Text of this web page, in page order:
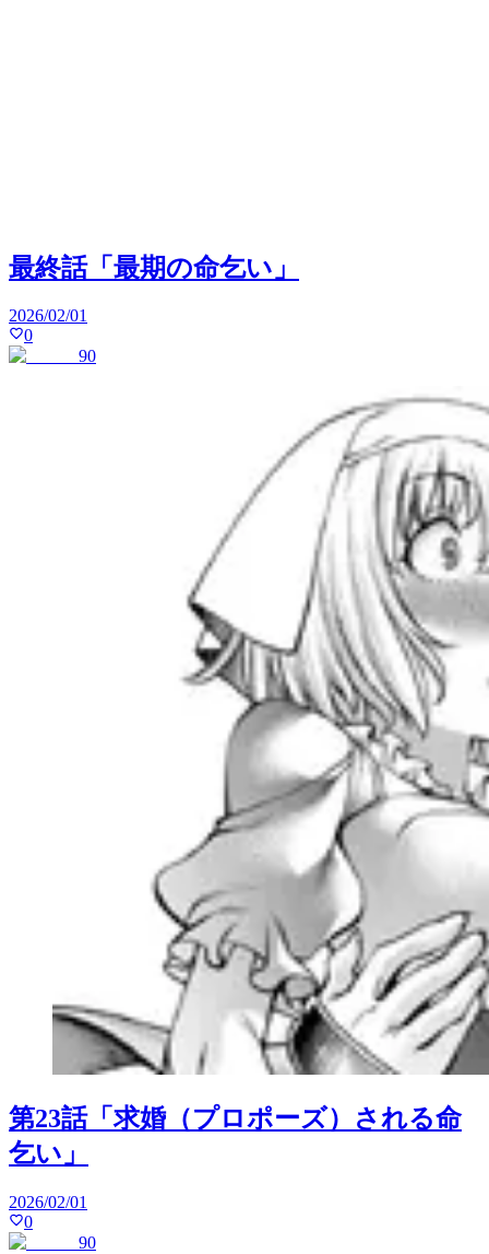
最終話「最期の命乞い」
2026/02/01
0
90
第23話「求婚（プロポーズ）される命
乞い」
2026/02/01
0
90